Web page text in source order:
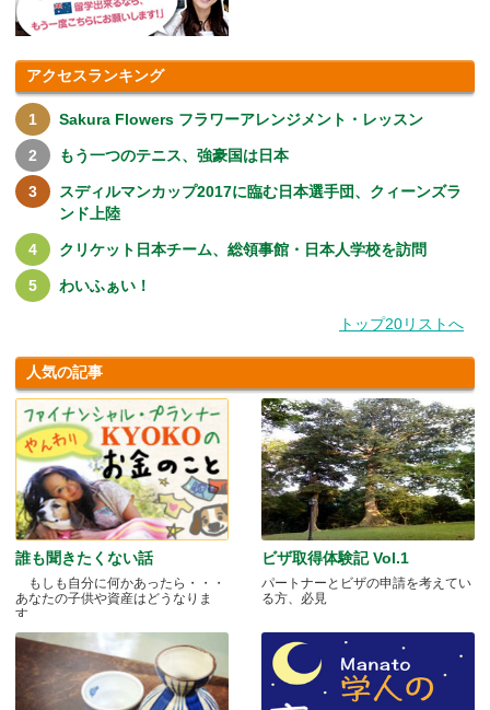
アクセスランキング
Sakura Flowers フラワーアレンジメント・レッスン
もう一つのテニス、強豪国は日本
スディルマンカップ2017に臨む日本選手団、クィーンズラ
ンド上陸
クリケット日本チーム、総領事館・日本人学校を訪問
わいふぁい！
トップ20リストへ
人気の記事
誰も聞きたくない話
もしも自分に何かあったら・・・
あなたの子供や資産はどうなりま
す.....
ビザ取得体験記 Vol.1
パートナーとビザの申請を考えてい
る方、必見